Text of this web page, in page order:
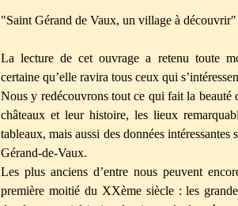
"Saint Gérand de Vaux, un village à découvrir"
La lecture de cet ouvrage a retenu toute
certaine qu’elle ravira tous ceux qui
Nous y redécouvrons tout ce qui fait la beauté
châteaux et leur histoire, les lieux
tableaux, mais aussi des données
Gérand-de-Vaux.
Les plus anciens d’entre nous peuvent
première moitié du XXème siècle : les